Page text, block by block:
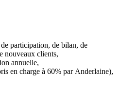
de participation, de bilan, de
nouveaux clients,
annuelle,
en charge à 60% par Anderlaine),